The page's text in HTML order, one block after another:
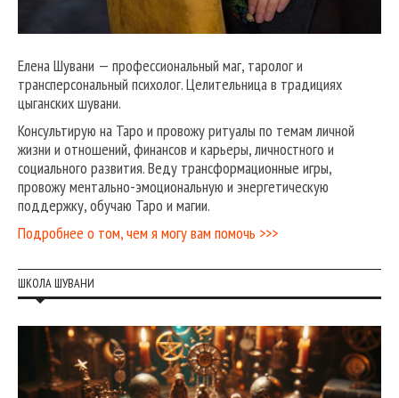
Елена Шувани — профессиональный маг, таролог и
трансперсональный психолог. Целительница в традициях
цыганских шувани.
Консультирую на Таро и провожу ритуалы по темам личной
жизни и отношений, финансов и карьеры, личностного и
социального развития. Веду трансформационные игры,
провожу ментально-эмоциональную и энергетическую
поддержку, обучаю Таро и магии.
Подробнее о том, чем я могу вам помочь >>>
ШКОЛА ШУВАНИ